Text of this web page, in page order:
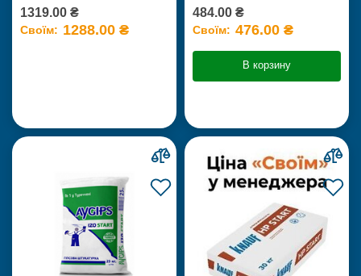
1319.00 ₴
Своїм: 1288.00 ₴
484.00 ₴
Своїм: 476.00 ₴
В корзину